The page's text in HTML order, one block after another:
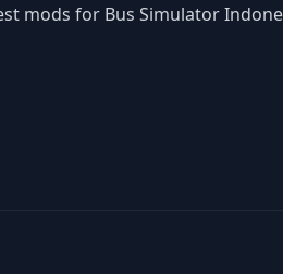
mods for Bus Simulator